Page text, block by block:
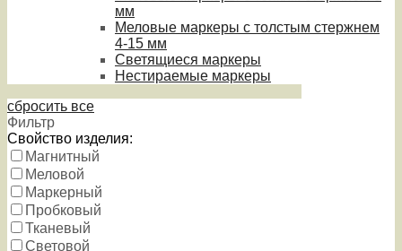
мм
Меловые маркеры с толстым стержнем
4-15 мм
Светящиеся маркеры
Нестираемые маркеры
сбросить все
Фильтр
Свойство изделия:
Магнитный
Меловой
Маркерный
Пробковый
Тканевый
Световой